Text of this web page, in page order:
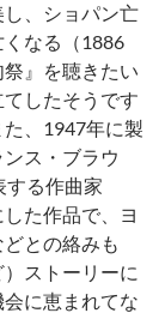
、ショパン亡
なる（1886
』を聴きたい
したそうです
、1947年に製
ス・ブラウ
る作曲家
た作品で、ヨ
との絡みも
ストーリーに
に恵まれてな